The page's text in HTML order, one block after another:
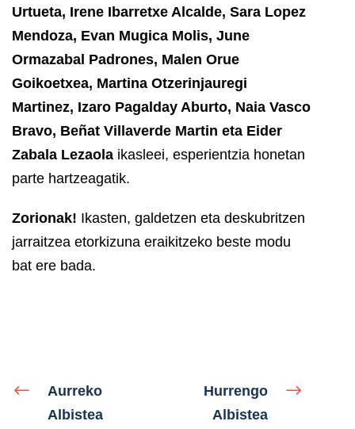
Urtueta, Irene Ibarretxe Alcalde, Sara Lopez
Mendoza, Evan Mugica Molis, June
Ormazabal Padrones, Malen Orue
Goikoetxea, Martina Otzerinjauregi
Martinez, Izaro Pagalday Aburto, Naia Vasco
Bravo, Beñat Villaverde Martin eta Eider
Zabala Lezaola ikasleei, esperientzia honetan
parte hartzeagatik.
Zorionak! Ikasten, galdetzen eta deskubritzen
jarraitzea etorkizuna eraikitzeko beste modu
bat ere bada.
Aurreko
Albistea
Hurrengo
Albistea